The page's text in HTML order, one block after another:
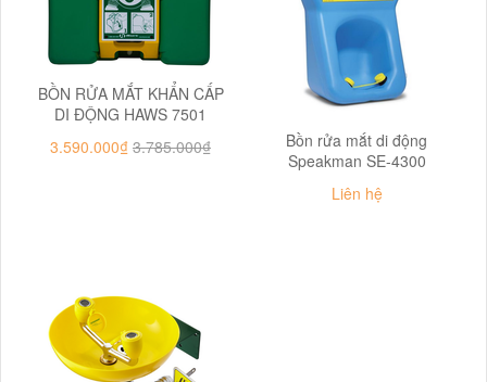
BỒN RỬA MẮT KHẨN CẤP
DI ĐỘNG HAWS 7501
3.590.000₫ 3.785.000₫
Bồn rửa mắt di động
Speakman SE-4300
Liên hệ